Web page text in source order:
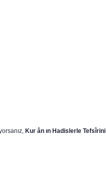
Kur ân ın Hadislerle Tefsîrini